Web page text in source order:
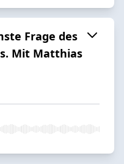
Frage des
Mit Matthias